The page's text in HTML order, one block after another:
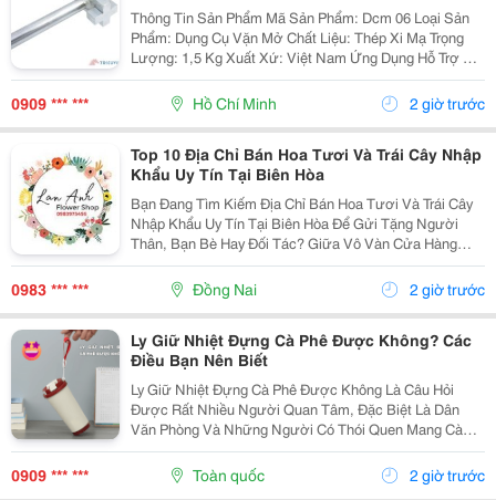
Thông Tin Sản Phẩm Mã Sản Phẩm: Dcm 06 Loại Sản
Phẩm: Dụng Cụ Vặn Mở Chất Liệu: Thép Xi Mạ Trọng
Lượng: 1,5 Kg Xuất Xứ: Việt Nam Ứng Dụng Hỗ Trợ Mở
Nắp Thùng Phuy Nhựa Nhanh Chóng, Thuận Tiện. Phù
Hợp Với Các Loại Thùng Chứa Hóa...
0909 *** *** Hồ Chí Minh 2 giờ trước
Top 10 Địa Chỉ Bán Hoa Tươi Và Trái Cây Nhập
Khẩu Uy Tín Tại Biên Hòa
Bạn Đang Tìm Kiếm Địa Chỉ Bán Hoa Tươi Và Trái Cây
Nhập Khẩu Uy Tín Tại Biên Hòa Để Gửi Tặng Người
Thân, Bạn Bè Hay Đối Tác? Giữa Vô Vàn Cửa Hàng
Trên Địa Bàn Thành Phố Biên Hòa, Việc Lựa Chọn Một
Địa Chỉ Bán Hoa Tươi Và Trái Cây Nhập Khẩu Uy Tín
0983 *** *** Đồng Nai 2 giờ trước
Ly Giữ Nhiệt Đựng Cà Phê Được Không? Các
Điều Bạn Nên Biết
Ly Giữ Nhiệt Đựng Cà Phê Được Không Là Câu Hỏi
Được Rất Nhiều Người Quan Tâm, Đặc Biệt Là Dân
Văn Phòng Và Những Người Có Thói Quen Mang Cà
Phê Theo Khi Đi Làm. Tuy Nhiên, Để Giữ Được Hương
Vị Thơm Ngon Cũng Như Đảm Bảo Tuổi Thọ Của Ly,
Bạn Cần Lưu Ý...
0909 *** *** Toàn quốc 2 giờ trước